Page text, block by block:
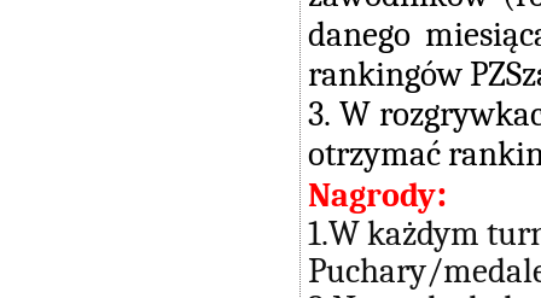
danego
rankingów
3. W
otrzymać
Nagrody:
1.W każdym
Puchary/